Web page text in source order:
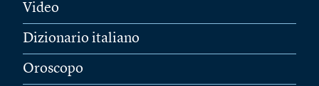
Video
Dizionario italiano
Oroscopo